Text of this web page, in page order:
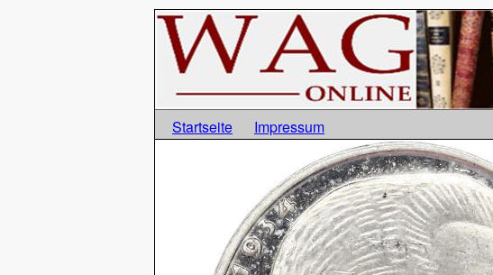
Startseite Impressum